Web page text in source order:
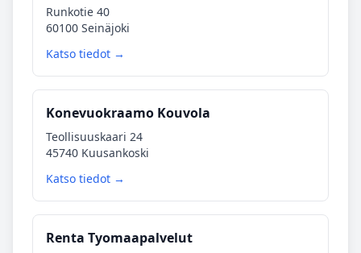
Runkotie 40
60100 Seinäjoki
Katso tiedot →
Konevuokraamo Kouvola
Teollisuuskaari 24
45740 Kuusankoski
Katso tiedot →
Renta Tyomaapalvelut